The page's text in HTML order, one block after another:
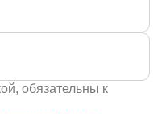
обязательны к